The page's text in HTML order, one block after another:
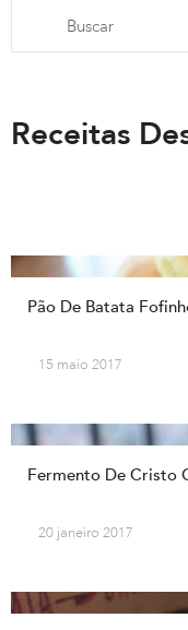
Receitas
Pão De Batata
15 maio 2017
Fermento De Cristo
20 janeiro 2017